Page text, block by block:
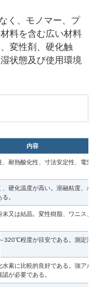
く、モノマー、プ
料を含む広い材料
変性剤、硬化触
状態及び使用環境
内容
耐熱酸化性、寸法安定性、電気
硬化温度が高い。溶融粘度、ポ
。
又は結晶。変性樹脂、ワニス、
320℃程度が目安である。測定法
素に比較的良好である。強アル
が必要である。